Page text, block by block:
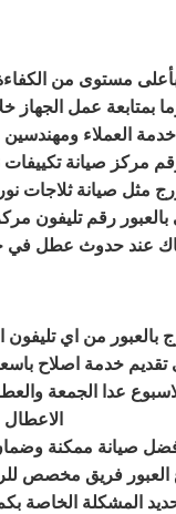
مستوى من الكفاءة
بمتابعة عمل
العملاء
مثل صيانة
عند حدوث عطل
من اي
تقديم خدمة اصلاح
عدا الجمعة
صيانة ممكنة
المشكلة